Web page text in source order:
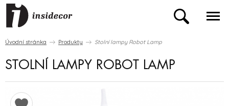
Úvodní stránka Produkty Stolní lampy Robot Lamp
STOLNÍ LAMPY ROBOT LAMP